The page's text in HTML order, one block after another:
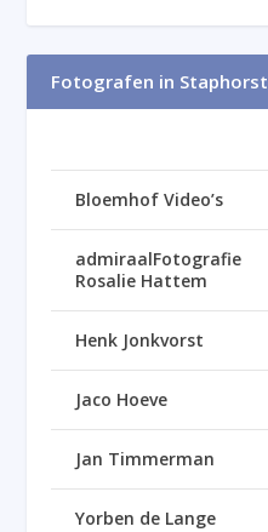
Fotografen in Staphorst
Bloemhof Video’s
admiraalFotografie
Rosalie Hattem
Henk Jonkvorst
Jaco Hoeve
Jan Timmerman
Yorben de Lange